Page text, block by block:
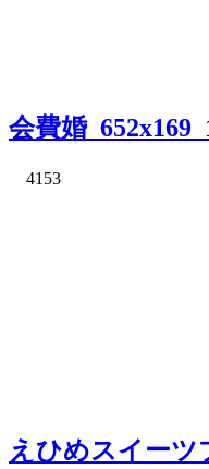
会費婚
4153
えひめスイーツ